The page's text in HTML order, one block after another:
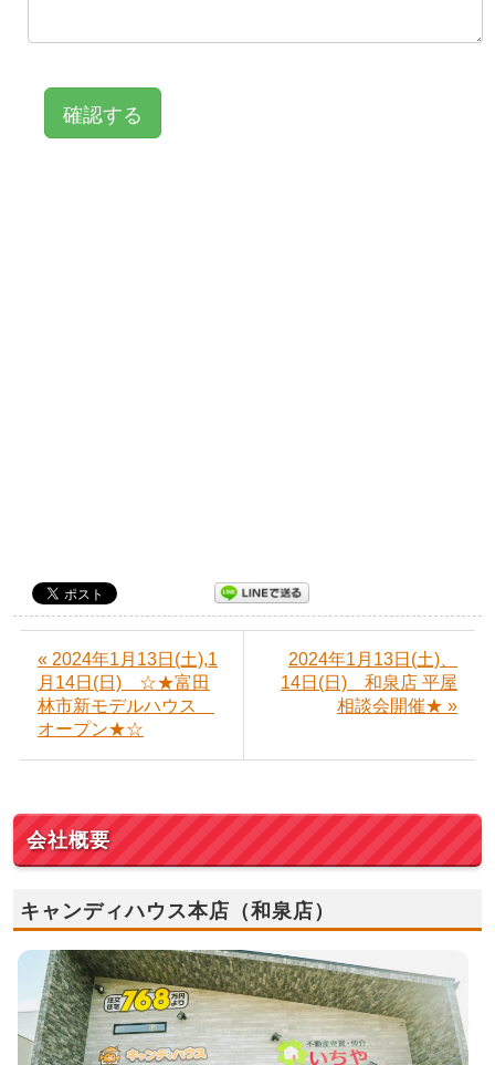
« 2024年1月13日(土),1
月14日(日) ☆★富田
林市新モデルハウス
オープン★☆
2024年1月13日(土)、
14日(日) 和泉店 平屋
相談会開催★ »
会社概要
キャンディハウス本店（和泉店）